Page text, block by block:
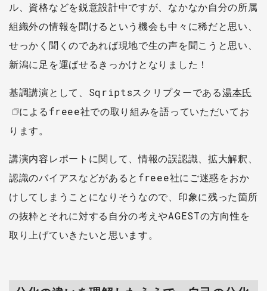
ル、資格などを鋭意設計中ですが、なかなか自分の所属
組織外の情報を聞けるという機会も中々に稀だと思い、
せっかく聞くのであれば現地で生の声を聞こうと思い、
新潟に足を運ばせるきっかけとなりました！
基調講演として、Sqriptsスクリプターである湯本氏
によるfreee社での取り組みを語っていただいてお
ります。
講演内容レポートに関して、情報の誤認識、拡大解釈、
認識のバイアスなどがあるとfreee社にご迷惑をおか
けしてしまうことになりそうなので、印象に残った箇所
の抜粋とそれに対する自分の考えやAGESTの方向性を
取り上げていきたいと思います。